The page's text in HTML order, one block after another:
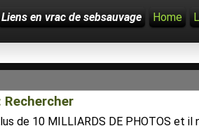
Liens en vrac de sebsauvage Home
de 10 MILLIARDS DE PHOTOS et